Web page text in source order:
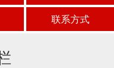
联系方式